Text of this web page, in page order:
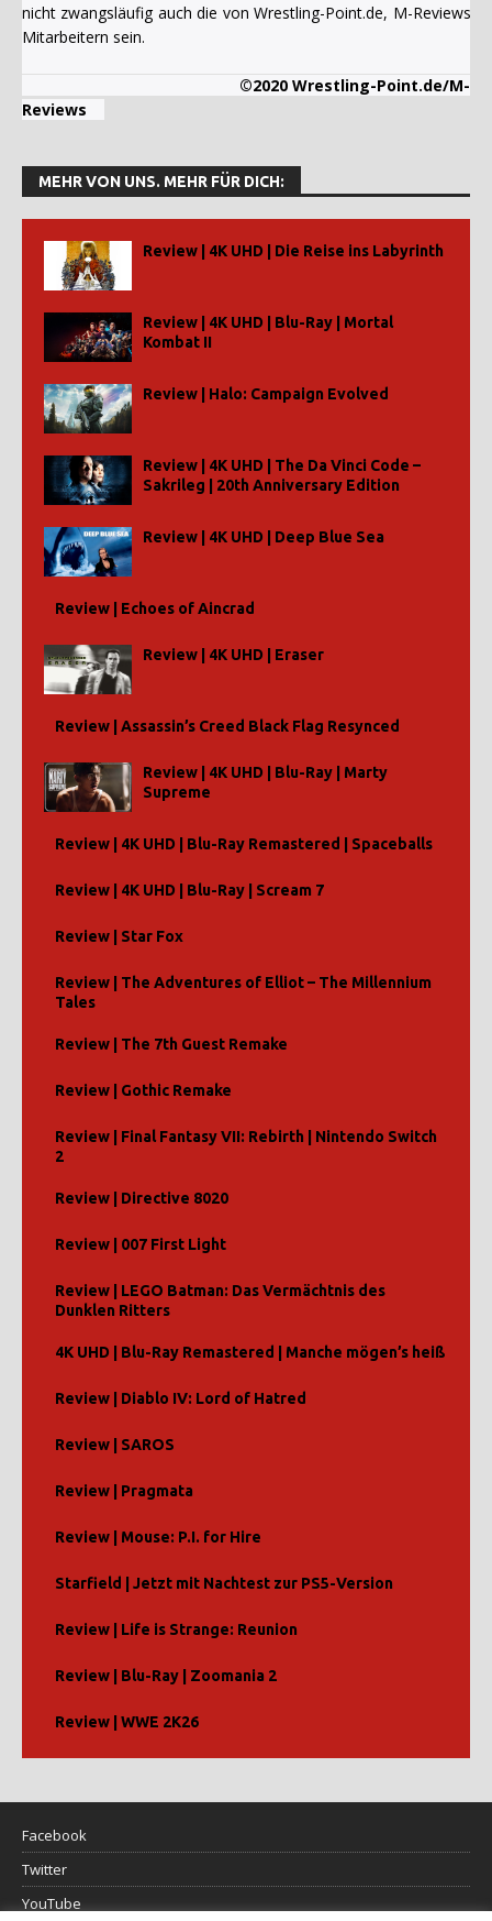
nicht zwangsläufig auch die von Wrestling-Point.de, M-Reviews
Mitarbeitern sein.
©2020 Wrestling-Point.de/M-
Reviews
MEHR VON UNS. MEHR FÜR DICH:
Review | 4K UHD | Die Reise ins Labyrinth
Review | 4K UHD | Blu-Ray | Mortal
Kombat II
Review | Halo: Campaign Evolved
Review | 4K UHD | The Da Vinci Code –
Sakrileg | 20th Anniversary Edition
Review | 4K UHD | Deep Blue Sea
Review | Echoes of Aincrad
Review | 4K UHD | Eraser
Review | Assassin’s Creed Black Flag Resynced
Review | 4K UHD | Blu-Ray | Marty
Supreme
Review | 4K UHD | Blu-Ray Remastered | Spaceballs
Review | 4K UHD | Blu-Ray | Scream 7
Review | Star Fox
Review | The Adventures of Elliot – The Millennium
Tales
Review | The 7th Guest Remake
Review | Gothic Remake
Review | Final Fantasy VII: Rebirth | Nintendo Switch
2
Review | Directive 8020
Review | 007 First Light
Review | LEGO Batman: Das Vermächtnis des
Dunklen Ritters
4K UHD | Blu-Ray Remastered | Manche mögen’s heiß
Review | Diablo IV: Lord of Hatred
Review | SAROS
Review | Pragmata
Review | Mouse: P.I. for Hire
Starfield | Jetzt mit Nachtest zur PS5-Version
Review | Life is Strange: Reunion
Review | Blu-Ray | Zoomania 2
Review | WWE 2K26
Facebook
Twitter
YouTube